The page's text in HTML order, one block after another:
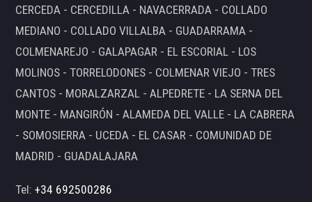
CERCEDA - CERCEDILLA - NAVACERRADA - COLLADO
MEDIANO - COLLADO VILLALBA - GUADARRAMA -
COLMENAREJO - GALAPAGAR - EL ESCORIAL - LOS
MOLINOS - TORRELODONES - COLMENAR VIEJO - TRES
CANTOS - MORALZARZAL - ALPEDRETE - LA SERNA DEL
MONTE - MANGIRÓN - ALAMEDA DEL VALLE - LA CABRERA
- SOMOSIERRA - UCEDA - EL CASAR - COMUNIDAD DE
MADRID - GUADALAJARA
Tel:+34 692500286